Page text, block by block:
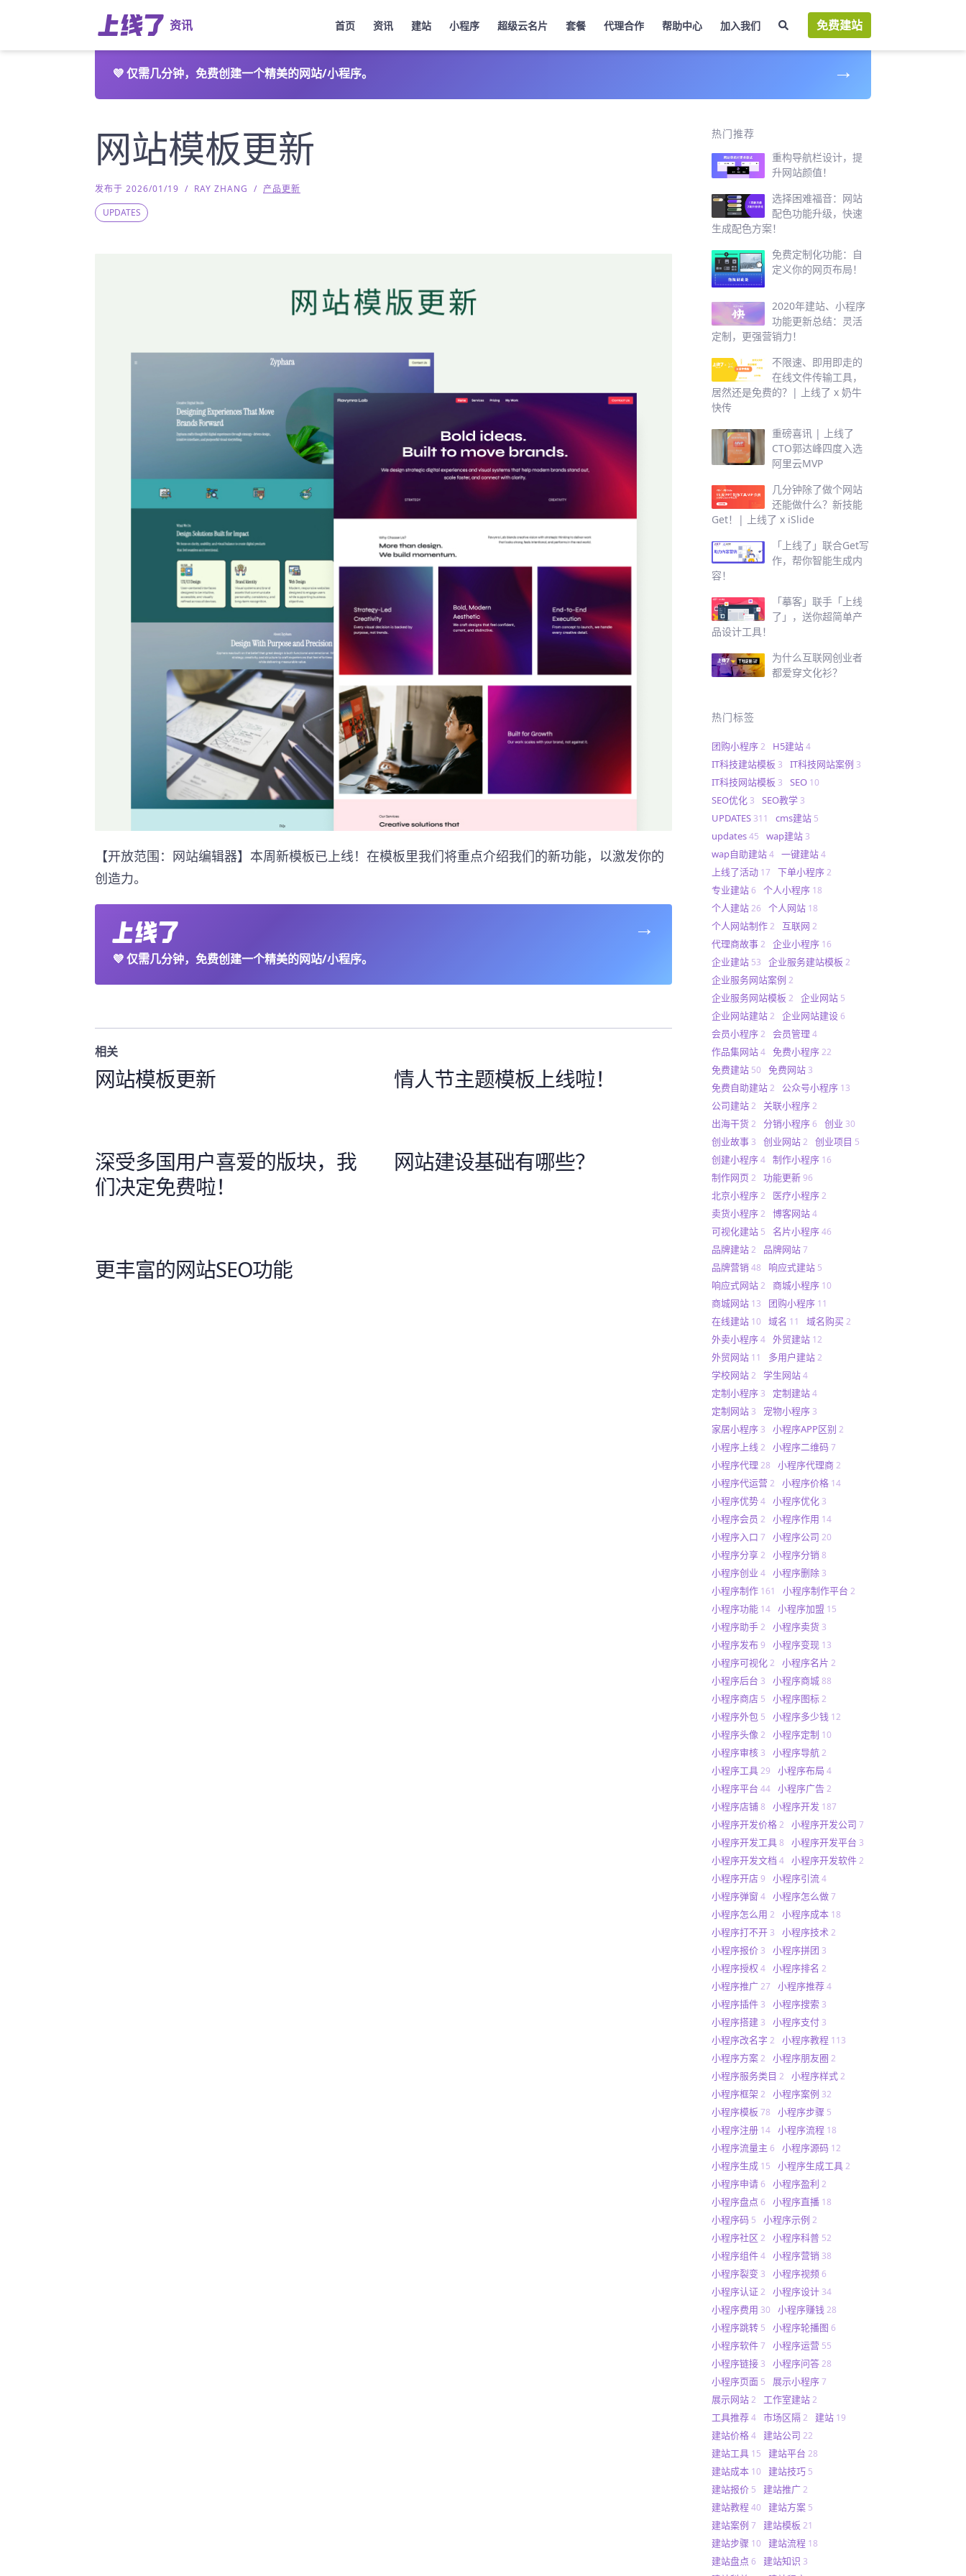
资讯 首页 资讯 建站 小程序 超级云名片 套餐 代理合作 帮助中心 加入我们 免费建站
💜仅需几分钟，免费创建一个精美的网站/小程序。 →
网站模板更新
发布于 2026/01/19 / RAY ZHANG / 产品更新
UPDATES
【开放范围：网站编辑器】本周新模板已上线！在模板里我们将重点介绍我们的新功能，以激发你的
创造力。
💜仅需几分钟，免费创建一个精美的网站/小程序。
→
相关
网站模板更新 情人节主题模板上线啦！
深受多国用户喜爱的版块，我
们决定免费啦！
网站建设基础有哪些？
更丰富的网站SEO功能
热门推荐
重构导航栏设计，提
升网站颜值！
选择困难福音：网站
配色功能升级，快速
生成配色方案！
免费定制化功能：自
定义你的网页布局！
2020年建站、小程序
功能更新总结：灵活
定制，更强营销力！
不限速、即用即走的
在线文件传输工具，
居然还是免费的？| 上线了 x 奶牛
快传
重磅喜讯 | 上线了
CTO郭达峰四度入选
阿里云MVP
几分钟除了做个网站
还能做什么？新技能
Get！| 上线了 x iSlide
「上线了」联合Get写
作，帮你智能生成内
容！
「摹客」联手「上线
了」，送你超简单产
品设计工具！
为什么互联网创业者
都爱穿文化衫？
热门标签
团购小程序 2 H5建站 4
IT科技建站模板 3 IT科技网站案例 3
IT科技网站模板 3 SEO 10
SEO优化 3 SEO教学 3
UPDATES 311 cms建站 5
updates 45 wap建站 3
wap自助建站 4 一键建站 4
上线了活动 17 下单小程序 2
专业建站 6 个人小程序 18
个人建站 26 个人网站 18
个人网站制作 2 互联网 2
代理商故事 2 企业小程序 16
企业建站 53 企业服务建站模板 2
企业服务网站案例 2
企业服务网站模板 2 企业网站 5
企业网站建站 2 企业网站建设 6
会员小程序 2 会员管理 4
作品集网站 4 免费小程序 22
免费建站 50 免费网站 3
免费自助建站 2 公众号小程序 13
公司建站 2 关联小程序 2
出海干货 2 分销小程序 6 创业 30
创业故事 3 创业网站 2 创业项目 5
创建小程序 4 制作小程序 16
制作网页 2 功能更新 96
北京小程序 2 医疗小程序 2
卖货小程序 2 博客网站 4
可视化建站 5 名片小程序 46
品牌建站 2 品牌网站 7
品牌营销 48 响应式建站 5
响应式网站 2 商城小程序 10
商城网站 13 团购小程序 11
在线建站 10 域名 11 域名购买 2
外卖小程序 4 外贸建站 12
外贸网站 11 多用户建站 2
学校网站 2 学生网站 4
定制小程序 3 定制建站 4
定制网站 3 宠物小程序 3
家居小程序 3 小程序APP区别 2
小程序上线 2 小程序二维码 7
小程序代理 28 小程序代理商 2
小程序代运营 2 小程序价格 14
小程序优势 4 小程序优化 3
小程序会员 2 小程序作用 14
小程序入口 7 小程序公司 20
小程序分享 2 小程序分销 8
小程序创业 4 小程序删除 3
小程序制作 161 小程序制作平台 2
小程序功能 14 小程序加盟 15
小程序助手 2 小程序卖货 3
小程序发布 9 小程序变现 13
小程序可视化 2 小程序名片 2
小程序后台 3 小程序商城 88
小程序商店 5 小程序图标 2
小程序外包 5 小程序多少钱 12
小程序头像 2 小程序定制 10
小程序审核 3 小程序导航 2
小程序工具 29 小程序布局 4
小程序平台 44 小程序广告 2
小程序店铺 8 小程序开发 187
小程序开发价格 2 小程序开发公司 7
小程序开发工具 8 小程序开发平台 3
小程序开发文档 4 小程序开发软件 2
小程序开店 9 小程序引流 4
小程序弹窗 4 小程序怎么做 7
小程序怎么用 2 小程序成本 18
小程序打不开 3 小程序技术 2
小程序报价 3 小程序拼团 3
小程序授权 4 小程序排名 2
小程序推广 27 小程序推荐 4
小程序插件 3 小程序搜索 3
小程序搭建 3 小程序支付 3
小程序改名字 2 小程序教程 113
小程序方案 2 小程序朋友圈 2
小程序服务类目 2 小程序样式 2
小程序框架 2 小程序案例 32
小程序模板 78 小程序步骤 5
小程序注册 14 小程序流程 18
小程序流量主 6 小程序源码 12
小程序生成 15 小程序生成工具 2
小程序申请 6 小程序盈利 2
小程序盘点 6 小程序直播 18
小程序码 5 小程序示例 2
小程序社区 2 小程序科普 52
小程序组件 4 小程序营销 38
小程序裂变 3 小程序视频 6
小程序认证 2 小程序设计 34
小程序费用 30 小程序赚钱 28
小程序跳转 5 小程序轮播图 6
小程序软件 7 小程序运营 55
小程序链接 3 小程序问答 28
小程序页面 5 展示小程序 7
展示网站 2 工作室建站 2
工具推荐 4 市场区隔 2 建站 19
建站价格 4 建站公司 22
建站工具 15 建站平台 28
建站成本 10 建站技巧 5
建站报价 5 建站推广 2
建站教程 40 建站方案 5
建站案例 7 建站模板 21
建站步骤 10 建站流程 18
建站盘点 6 建站知识 3